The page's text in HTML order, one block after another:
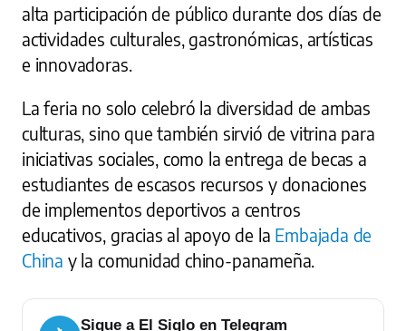
alta participación de público durante dos días de
actividades culturales, gastronómicas, artísticas
e innovadoras.
La feria no solo celebró la diversidad de ambas
culturas, sino que también sirvió de vitrina para
iniciativas sociales, como la entrega de becas a
estudiantes de escasos recursos y donaciones
de implementos deportivos a centros
educativos, gracias al apoyo de la Embajada de
China y la comunidad chino-panameña.
Sigue a El Siglo en Telegram